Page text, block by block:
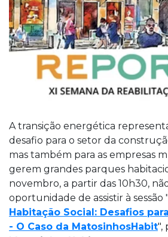
A transição energética
desafio para o setor da
mas também para as empresas
gerem grandes parques
novembro, a partir das 10h30,
oportunidade de assistir à sessão "
Habitação Social: Desafios
- O Caso da MatosinhosHabit",